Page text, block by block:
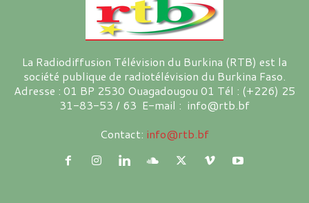
La Radiodiffusion Télévision du Burkina (RTB) est la
société publique de radiotélévision du Burkina Faso.
Adresse : 01 BP 2530 Ouagadougou 01 Tél : (+226) 25
31-83-53 / 63 E-mail : info@rtb.bf
Contact: info@rtb.bf